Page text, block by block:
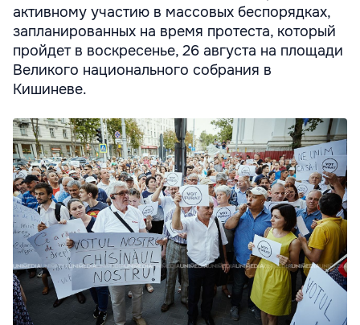
активному участию в массовых беспорядках,
запланированных на время протеста, который
пройдет в воскресенье, 26 августа на площади
Великого национального собрания в
Кишиневе.